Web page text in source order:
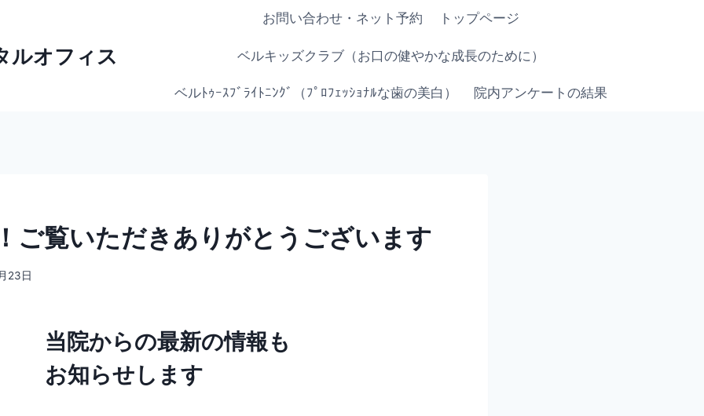
ルオフィス
お問い合わせ・ネット予約 トップページ
ベルキッズクラブ（お口の健やかな成長のために）
ベルﾄｩｰｽﾌﾞﾗｲﾄﾆﾝｸﾞ（ﾌﾟﾛﾌｪｯｼｮﾅﾙな歯の美白） 院内アンケートの結果
ご覧いただきありがとうございます
23日
当院からの最新の情報も
お知らせします